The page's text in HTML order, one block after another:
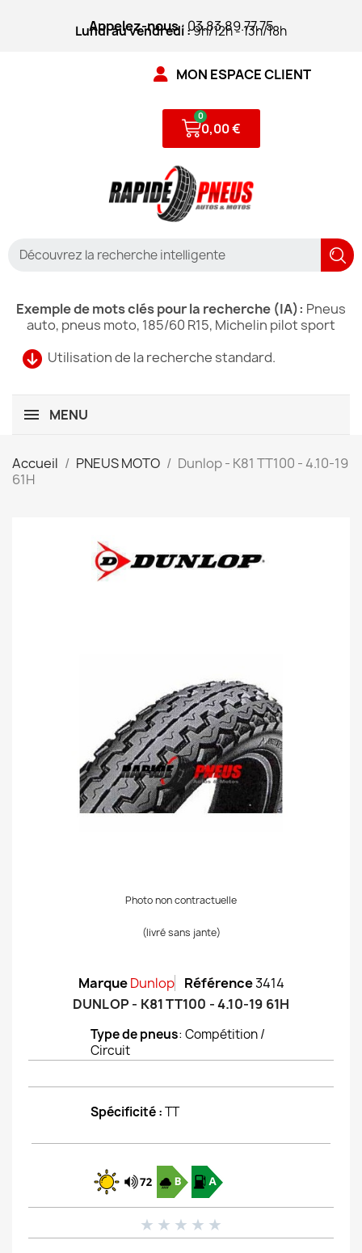
Appelez-nous: 03.83.89.77.75
Lundi au vendredi :9h/12h - 13h/18h
MON ESPACE CLIENT
0,00 €
Utilisation de la recherche standard.
Exemple de mots clés pour la recherche (IA): Pneus
auto, pneus moto, 185/60 R15, Michelin pilot sport
MENU
Accueil PNEUS MOTO
Dunlop - K81 TT100 - 4.10-19
61H
Photo non contractuelle
(livré sans jante)
Marque Dunlop Référence3414
DUNLOP - K81 TT100 - 4.10-19 61H
Type de pneus: Compétition /
Circuit
Spécificité :TT
★ ★ ★ ★ ★